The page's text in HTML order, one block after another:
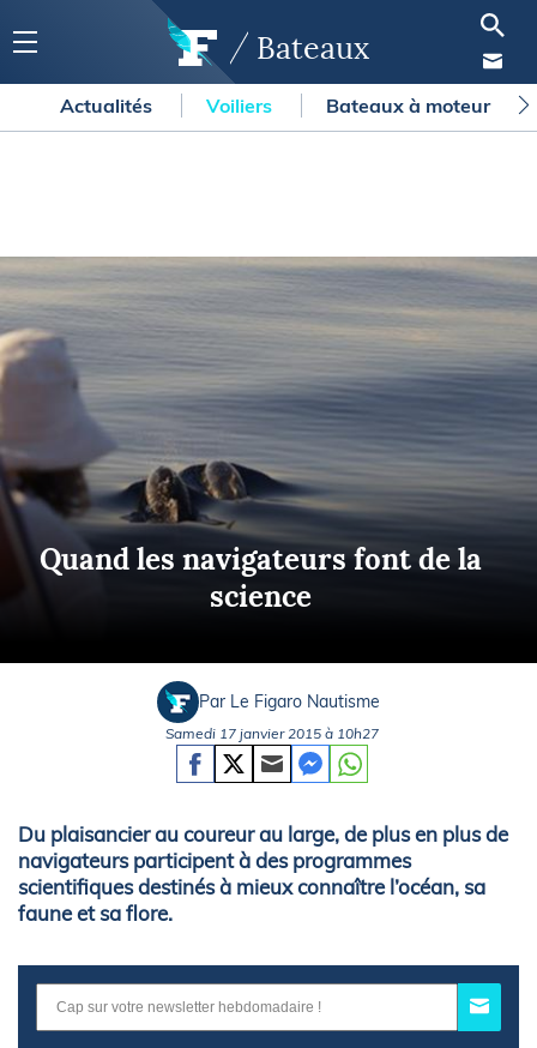
Bateaux
Actualités Voiliers Bateaux à moteur
Quand les navigateurs font de la
science
Par Le Figaro Nautisme
Samedi 17 janvier 2015 à 10h27
Du plaisancier au coureur au large, de plus en plus de
navigateurs participent à des programmes
scientifiques destinés à mieux connaître l’océan, sa
faune et sa flore.